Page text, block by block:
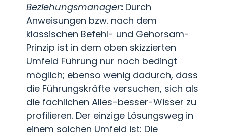
Beziehungsmanager: Durch
Anweisungen bzw. nach dem
klassischen Befehl- und Gehorsam-
Prinzip ist in dem oben skizzierten
Umfeld Führung nur noch bedingt
möglich; ebenso wenig dadurch, dass
die Führungskräfte versuchen, sich als
die fachlichen Alles-besser-Wisser zu
profilieren. Der einzige Lösungsweg in
einem solchen Umfeld ist: Die